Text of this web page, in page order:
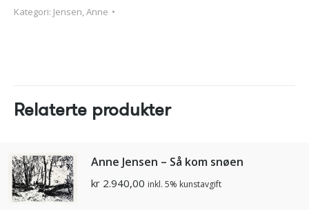
Kategori: Jensen, Anne
Relaterte produkter
Anne Jensen – Så kom snøen
kr 2.940,00 inkl. 5% kunstavgift